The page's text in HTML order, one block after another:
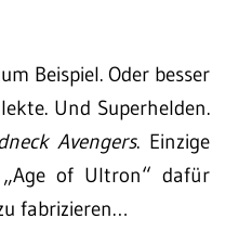
Beispiel. Oder besser
Und Superhelden.
Avengers. Einzige
of Ultron“ dafür
fabrizieren…